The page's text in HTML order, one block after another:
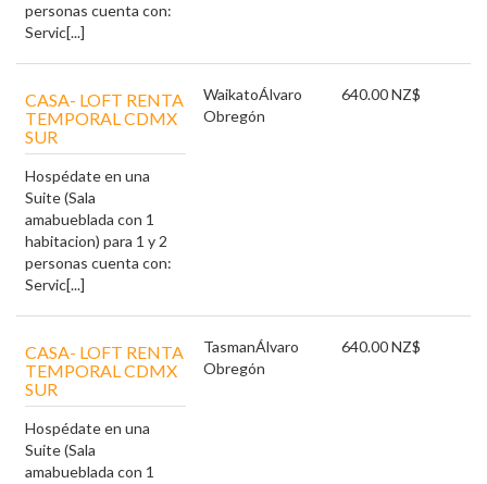
personas cuenta con:
Servic[...]
CASA- LOFT RENTA
TEMPORAL CDMX
SUR
Hospédate en una
Suite (Sala
amabueblada con 1
habitacion) para 1 y 2
personas cuenta con:
Servic[...]
WaikatoÁlvaro
Obregón
640.00 NZ$
CASA- LOFT RENTA
TEMPORAL CDMX
SUR
Hospédate en una
Suite (Sala
amabueblada con 1
TasmanÁlvaro
Obregón
640.00 NZ$